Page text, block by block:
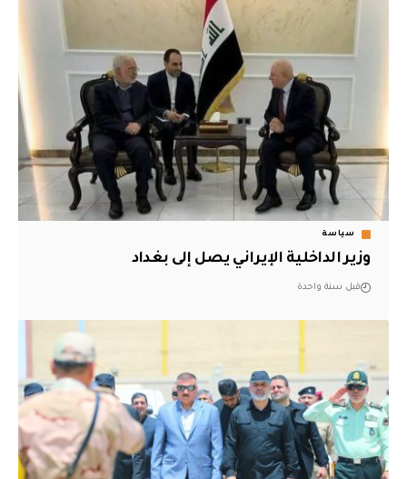
سياسة
وزير الداخلية الإيراني يصل إلى بغداد
قبل سنة واحدة